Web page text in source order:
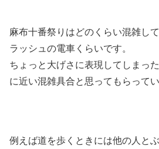
麻布十番祭りはどのくらい混雑し
ラッシュの電車くらいです。
ちょっと大げさに表現してしまっ
に近い混雑具合と思ってもらって
例えば道を歩くときには他の人と